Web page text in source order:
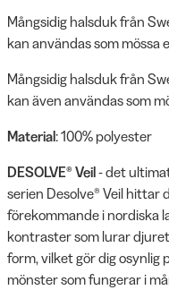
Mångsidig halsduk från
kan användas som mössa
Mångsidig halsduk från
kan även användas som
Material: 100% polyester
DESOLVE® Veil- det
serien Desolve® Veil
förekommande i nordiska
kontraster som lurar
form, vilket gör dig osynlig
mönster som fungerar i